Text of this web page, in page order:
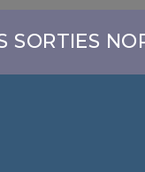
SORTIES